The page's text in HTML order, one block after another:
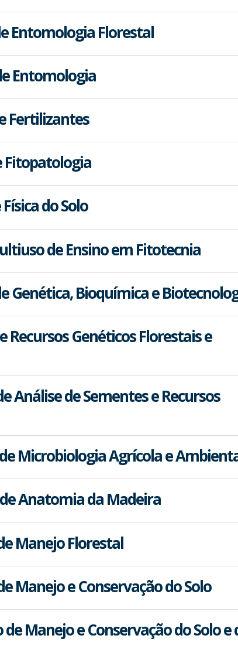
Entomologia Florestal
Entomologia
Fertilizantes
Fitopatologia
do Solo
de Ensino em Fitotecnia
Genética, Bioquímica e
Recursos Genéticos Florestais e
Análise de Sementes e Recursos
Microbiologia Agrícola e
Anatomia da Madeira
Manejo Florestal
Manejo e Conservação do Solo
Manejo e Conservação do Solo e